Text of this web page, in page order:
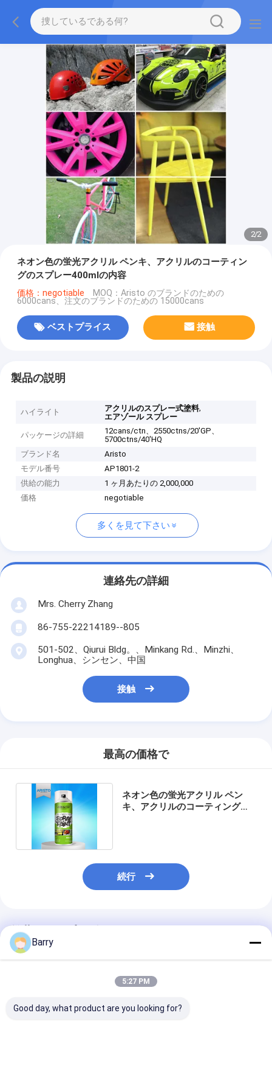
2/2
ネオン色の蛍光アクリル ペンキ、アクリルのコーティン
グのスプレー400mlの内容
価格：negotiable MOQ：Aristo のブランドのための
6000cans、注文のブランドのための 15000cans
ベストプライス 接触
製品の説明
ハイライト アクリルのスプレー式塗料,
エアゾール スプレー
パッケージの詳細
12cans/ctn、2550ctns/20'GP、
5700ctns/40'HQ
ブランド名
Aristo
モデル番号
AP1801-2
供給の能力
1 ヶ月あたりの 2,000,000
価格
negotiable
多くを見て下さい
連絡先の詳細
Mrs. Cherry Zhang
86-755-22214189--805
501-502、Qiurui Bldg。、Minkang Rd.、Minzhi、
Longhua、シンセン、中国
接触
最高の価格で
ネオン色の蛍光アクリル ペン
キ、アクリルのコーティングの
続行
推薦されたプロダクト
Barry
5:27 PM
Good day, what product are you looking for?